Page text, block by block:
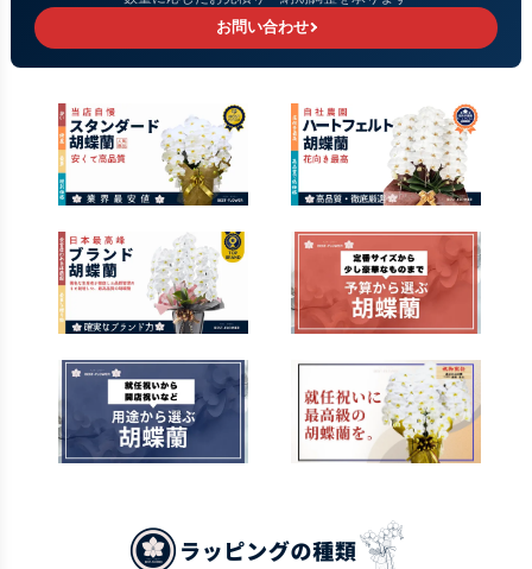
お問い合わせ